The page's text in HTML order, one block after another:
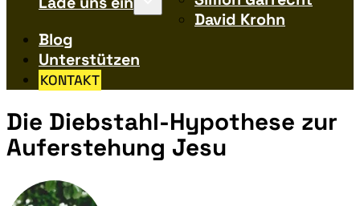
David Krohn
Blog
Unterstützen
KONTAKT
Die Diebstahl-Hypothese zur
Auferstehung Jesu